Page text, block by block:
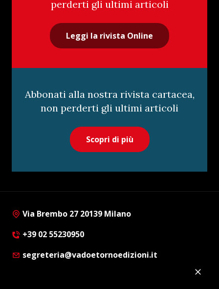
perderti gli ultimi articoli
Leggi la rivista Online
Abbonati alla nostra rivista cartacea,
non perderti gli ultimi articoli
Scopri di più
Via Brembo 27 20139 Milano
+39 02 55230950
segreteria@vadoetornoedizioni.it